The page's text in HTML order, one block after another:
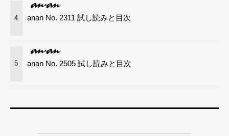
4 anan No. 2311 試し読みと目次
5 anan No. 2505 試し読みと目次